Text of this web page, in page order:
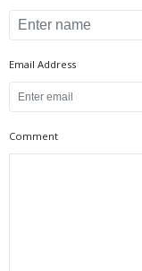
Email Address
Comment